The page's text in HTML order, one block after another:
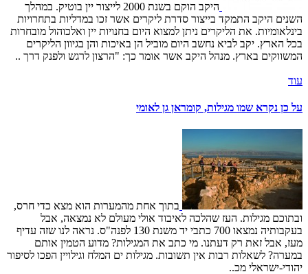
היקב הוקם בשנת 2000 לייצור יין בוטיק. במהלך
השנים היקב התמקד בייצור סדרת ליקרים אשר זכו במדליות בתחרויות
בינלאומיות. את הליקרים ניתן למצוא היום בחנויות יין ואלכוהול מובחרות
בכל הארץ. יקב לביא נחשב היום מוביל הן באיכות והן בגיוון הליקרים
המשווקים בארץ. מנהל היקב אשר אומר כך: "הרצון לרגש ולפנק דרך ..
עוד
על כן נקרא שמו מגילות, קומראן גן לאומי
בתוך אחת מהמערות הוא מצא כדי חרס,
ובתוכם מגילות. העז שהלכה לאיבוד אולי מעולם לא נמצאה, אבל
בעקבותיה נמצאו 700 כתבי יד משנת 130 לפנה"ס. נראה לנו שזה עדיף
מעז, אבל זאת רק דעתנו. מי כתב את המגילות? מדוע הטמין אותם
במערה? לשאלות רבות אין תשובות. מגילות ים המלח וגילויין הפכו לסיפור
יהודי-ישראלי מכ..